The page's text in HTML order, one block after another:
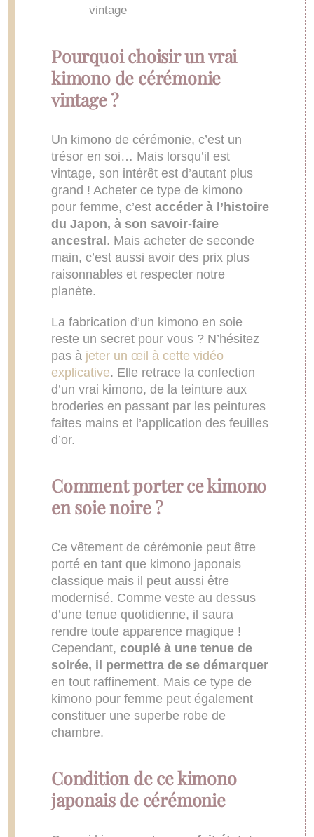
vintage
Pourquoi choisir un vrai
kimono de cérémonie
vintage ?
Un kimono de cérémonie, c’est un
trésor en soi… Mais lorsqu’il est
vintage, son intérêt est d’autant plus
grand ! Acheter ce type de kimono
pour femme, c’est accéder à l’histoire
du Japon, à son savoir-faire
ancestral . Mais acheter de seconde
main, c’est aussi avoir des prix plus
raisonnables et respecter notre
planète.
La fabrication d’un kimono en soie
reste un secret pour vous ? N’hésitez
pas à jeter un œil à cette vidéo
explicative. Elle retrace la confection
d’un vrai kimono, de la teinture aux
broderies en passant par les peintures
faites mains et l’application des feuilles
d’or.
Comment porter ce kimono
en soie noire ?
Ce vêtement de cérémonie peut être
porté en tant que kimono japonais
classique mais il peut aussi être
modernisé. Comme veste au dessus
d’une tenue quotidienne, il saura
rendre toute apparence magique !
Cependant, couplé à une tenue de
soirée, il permettra de se démarquer
en tout raffinement. Mais ce type de
kimono pour femme peut également
constituer une superbe robe de
chambre.
Condition de ce kimono
japonais de cérémonie